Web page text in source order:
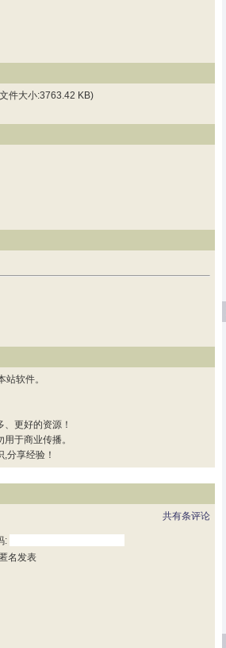
大小:3763.42 KB)
软件。
更好的资源！
于商业传播。
分享经验！
共有条评论
:
匿名发表